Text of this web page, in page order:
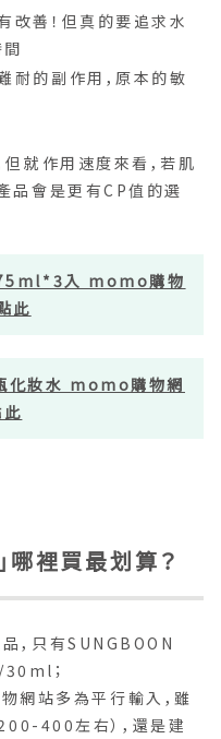
改善！但真的要追求水
耐的副作用，原本的敏
就作用速度來看，若肌
品會是更有CP值的選
入 momo購物
此
化妝水 momo購物網
哪裡買最划算？
，只有SUNGBOON
；
網站多為平行輸入，雖
400左右），還是建